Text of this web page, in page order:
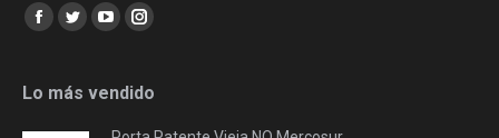
Encuéntranos en:
Facebook
opens
Twitter
opens
YouTube
opens
Instagram
opens
Lo más vendido